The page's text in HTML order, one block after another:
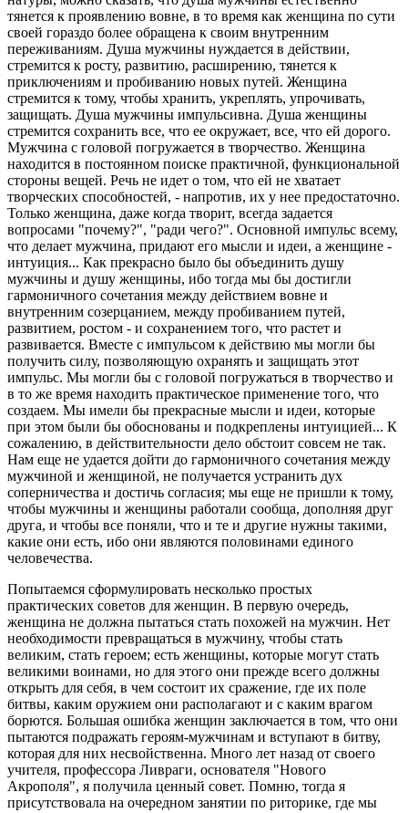
тянется к проявлению вовне, в то время как женщина по сути
своей гораздо более обращена к своим внутренним
переживаниям. Душа мужчины нуждается в действии,
стремится к росту, развитию, расширению, тянется к
приключениям и пробиванию новых путей. Женщина
стремится к тому, чтобы хранить, укреплять, упрочивать,
защищать. Душа мужчины импульсивна. Душа женщины
стремится сохранить все, что ее окружает, все, что ей дорого.
Мужчина с головой погружается в творчество. Женщина
находится в постоянном поиске практичной, функциональной
стороны вещей. Речь не идет о том, что ей не хватает
творческих способностей, - напротив, их у нее предостаточно.
Только женщина, даже когда творит, всегда задается
вопросами "почему?", "ради чего?". Основной импульс всему,
что делает мужчина, придают его мысли и идеи, а женщине -
интуиция... Как прекрасно было бы объединить душу
мужчины и душу женщины, ибо тогда мы бы достигли
гармоничного сочетания между действием вовне и
внутренним созерцанием, между пробиванием путей,
развитием, ростом - и сохранением того, что растет и
развивается. Вместе с импульсом к действию мы могли бы
получить силу, позволяющую охранять и защищать этот
импульс. Мы могли бы с головой погружаться в творчество и
в то же время находить практическое применение того, что
создаем. Мы имели бы прекрасные мысли и идеи, которые
при этом были бы обоснованы и подкреплены интуицией... К
сожалению, в действительности дело обстоит совсем не так.
Нам еще не удается дойти до гармоничного сочетания между
мужчиной и женщиной, не получается устранить дух
соперничества и достичь согласия; мы еще не пришли к тому,
чтобы мужчины и женщины работали сообща, дополняя друг
друга, и чтобы все поняли, что и те и другие нужны такими,
какие они есть, ибо они являются половинами единого
человечества.
Попытаемся сформулировать несколько простых
практических советов для женщин. В первую очередь,
женщина не должна пытаться стать похожей на мужчин. Нет
необходимости превращаться в мужчину, чтобы стать
великим, стать героем; есть женщины, которые могут стать
великими воинами, но для этого они прежде всего должны
открыть для себя, в чем состоит их сражение, где их поле
битвы, каким оружием они располагают и с каким врагом
борются. Большая ошибка женщин заключается в том, что они
пытаются подражать героям-мужчинам и вступают в битву,
которая для них несвойственна. Много лет назад от своего
учителя, профессора Ливраги, основателя "Нового
Акрополя", я получила ценный совет. Помню, тогда я
присутствовала на очередном занятии по риторике, где мы